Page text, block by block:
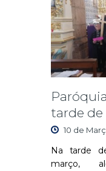
tarde de
10 de
Na tarde
março,